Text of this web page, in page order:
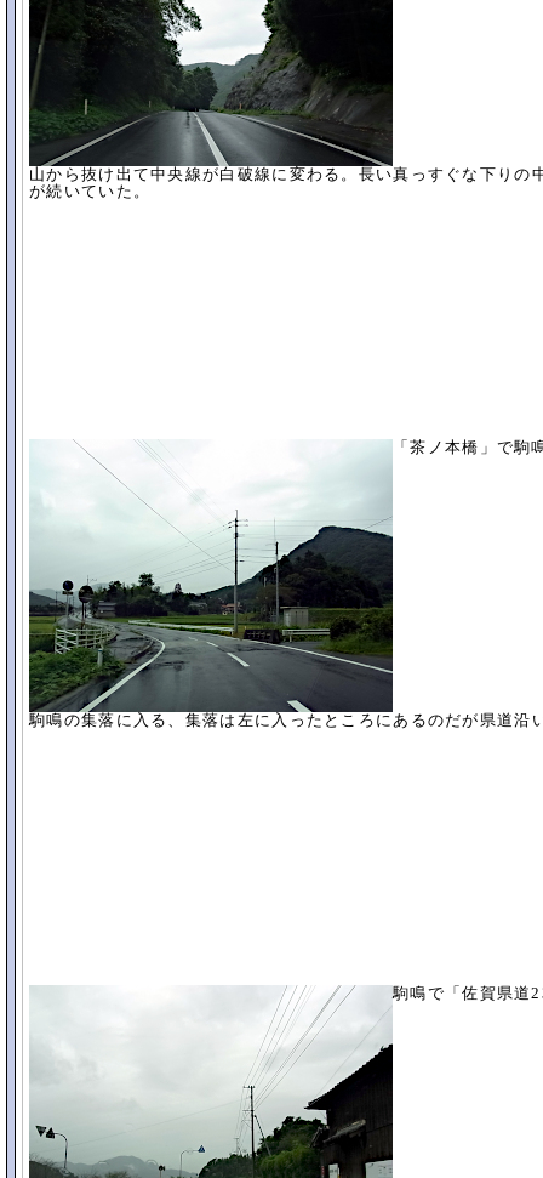
山から抜け出て中央線が白破線に変わる。長い真っすぐな下りの
が続いていた。
「茶ノ本橋」で
駒鳴の集落に入る、集落は左に入ったところにあるのだが県道沿
駒鳴で「佐賀県道